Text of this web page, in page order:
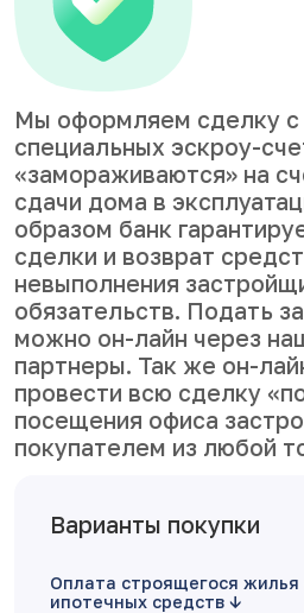
Мы оформляем сделку с
специальных эскроу-
«замораживаются» на
сдачи дома в
образом банк
сделки и возврат
невыполнения
обязательств. Подать
можно он-лайн через
партнеры. Так же он-
провести всю сделку
посещения офиса
покупателем из любой
Варианты покупки
Оплата строящегося жилья
ипотечных средств